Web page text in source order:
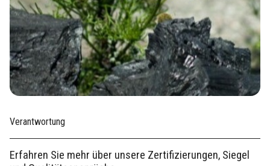
Verantwortung
Erfahren Sie mehr über unsere Zertifizierungen, Siegel